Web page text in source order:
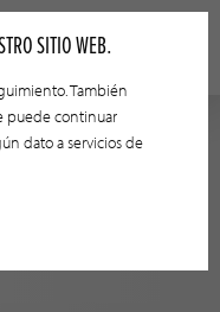
utilizando
SITIO WEB.
También
puede continuar
dato a servicios de